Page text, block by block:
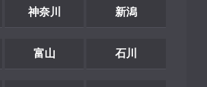
神奈川 新潟
富山 石川